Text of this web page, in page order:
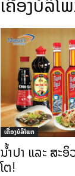
ເຄື່ອງບໍລິໂພກ
ນໍ້າປາ ແລະ ສະ
ໂຕ!